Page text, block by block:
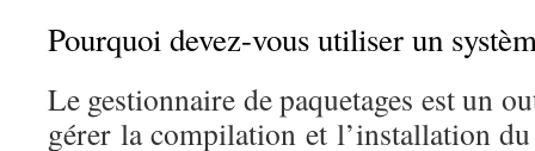
Pourquoi devez-vous utiliser un
Le gestionnaire de paquetages est un
gérer la compilation et l’installation